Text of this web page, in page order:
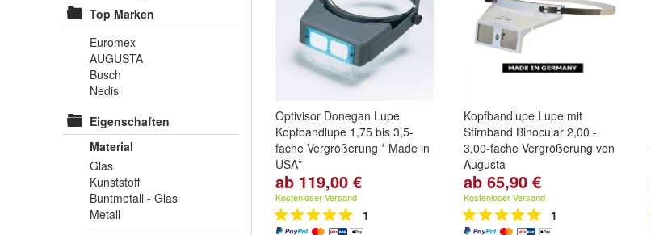
Top Marken
Euromex
AUGUSTA
Busch
Nedis
Eigenschaften
Material
Glas
Kunststoff
Buntmetall - Glas
Metall
Optivisor Donegan Lupe
Kopfbandlupe 1,75 bis 3,5-
fache Vergrößerung * Made in
USA*
Vergrößerung: 1,75-fach
2,50-fach,2,75-fach
weitere ...
ab 119,00 €
Kostenloser Versand
1
Kopfbandlupe Lupe mit
Stirnband Binocular 2,00 -
3,00-fache Vergrößerung von
Augusta
Vergrößerung:
fachund3,0-fach
ab 65,90 €
Kostenloser Versand
1